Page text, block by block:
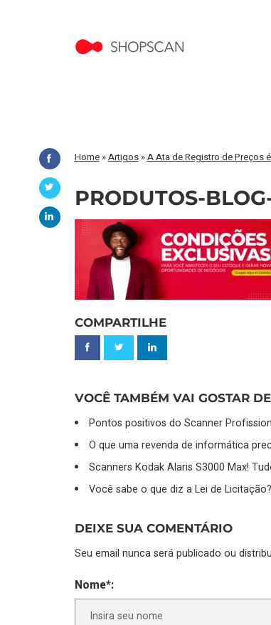
Home»Artigos»A Ata de Registro de Preços
PRODUTOS-
COMPARTILHE
VOCÊ TAMBÉM VAI GOSTAR
Pontos positivos do Scanner
O que uma revenda de informática
Scanners Kodak Alaris S3000 Max!
Você sabe o que diz a Lei de Licitação?
DEIXE SUA COMENTÁRIO
Seu email nunca será publicado ou
Nome*: